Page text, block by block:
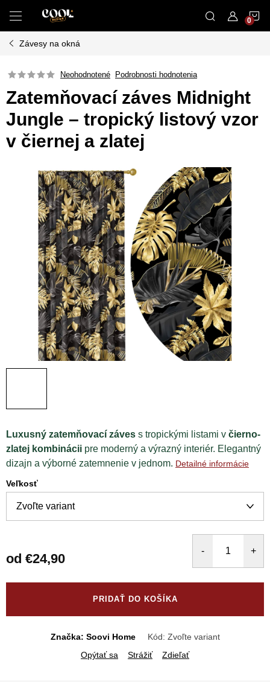
obsah
Závesy na okná
Neohodnotené Podrobnosti hodnotenia
Zatemňovací záves Midnight
Jungle – tropický listový vzor
v čiernej a zlatej
Luxusný zatemňovací záves s tropickými listami v čierno-
zlatej kombinácii pre moderný a výrazný interiér. Elegantný
dizajn a výborné zatemnenie v jednom. Detailné informácie
Veľkosť
od €24,90
PRIDAŤ DO KOŠÍKA
Značka: Soovi Home Kód: Zvoľte variant
Opýtať sa
Strážiť Zdieľať